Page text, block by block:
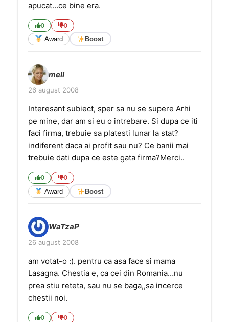
apucat…ce bine era.
0 0
Award Boost
mell
26 august 2008
Interesant subiect, sper sa nu se supere Arhi
pe mine, dar am si eu o intrebare. Si dupa ce iti
faci firma, trebuie sa platesti lunar la stat?
indiferent daca ai profit sau nu? Ce banii mai
trebuie dati dupa ce este gata firma?Merci..
0 0
Award Boost
WaTzaP
26 august 2008
am votat-o :). pentru ca asa face si mama
Lasagna. Chestia e, ca cei din Romania…nu
prea stiu reteta, sau nu se baga,,sa incerce
chestii noi.
0 0